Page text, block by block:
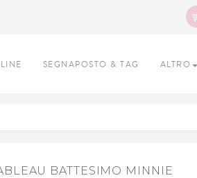
SEGNAPOSTO & TAG ALTRO
BATTESIMO MINNIE